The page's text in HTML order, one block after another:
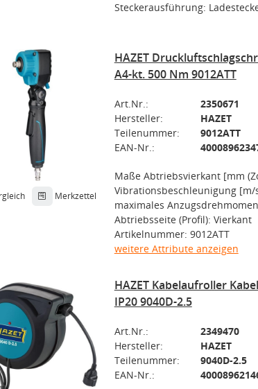
Steckerausführung:
Merkzettel
HAZET
A4-kt. 500 Nm 9012ATT
Art.Nr.:
2350671
Hersteller:
HAZET
Teilenummer:
9012ATT
EAN-Nr.:
Maße Abtriebsvierkant [mm
Vibrationsbeschleunigung [m/
maximales
Abtriebsseite (Profil): Vierkant
Artikelnummer: 9012ATT
weitere Attribute anzeigen
HAZET Kabelaufroller
IP20 9040D-2.5
Art.Nr.:
2349470
Hersteller:
HAZET
Teilenummer:
9040D-2.5
EAN-Nr.: